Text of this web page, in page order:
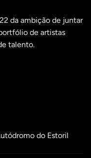
da ambição de juntar
de artistas
talento.
do Estoril